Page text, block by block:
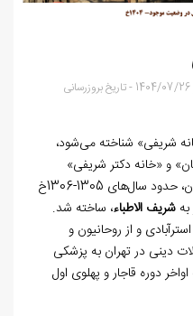
1404/07/26
-تاریخ بروزرسانی
شریفی» شناخته می‌شود،
و «خانه دکتر شریفی»
معروف بود. خانه در گذر شیرکش گرگان، حدود سال‌های 1305-1306خ
شریف‌ الاطباء، ساخته شد.
و از روحانیون و
دینی در تهران به پزشکی
دوره قاجار و پهلوی اول